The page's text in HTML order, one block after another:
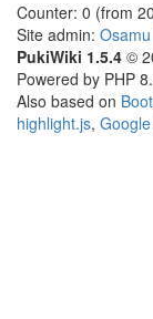
Counter: 0 (from
Site admin:
PukiWiki 1.5.4 ©
Powered by PHP
Also based on
highlight.js,